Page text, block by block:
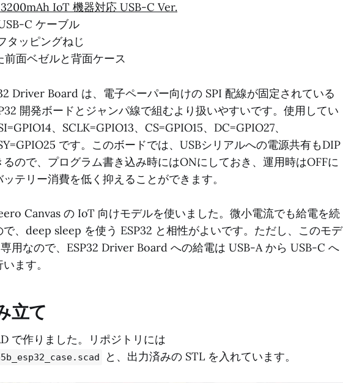
IoT 機器対応 USB-C Ver.
C ケーブル
タッピングねじ
前面ベゼルと背面ケース
Driver Board は、電子ペーパー向けの SPI 配線が固定されている
開発ボードとジャンパ線で組むより扱いやすいです。使用してい
、SCLK=GPIO13、CS=GPIO15、DC=GPIO27、
です。このボードでは、USBシリアルへの電源共有もDIP
るので、プログラム書き込み時にはONにしておき、運用時はOFFに
テリー消費を低く抑えることができます。
Canvas の IoT 向けモデルを使いました。微小電流でも給電を続
、deep sleep を使う ESP32 と相性がよいです。ただし、このモデ
用なので、ESP32 Driver Board への給電は USB-A から USB-C へ
ます。
立て
で作りました。リポジトリには
と、出力済みの STL を入れています。